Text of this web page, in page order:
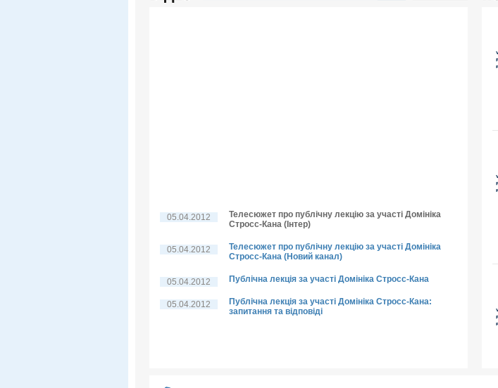
05.04.2012
Телесюжет про публічну лекцію за участі Домініка
Стросс-Кана (Інтер)
05.04.2012
Телесюжет про публічну лекцію за участі Домініка
Стросс-Кана (Новий канал)
05.04.2012 Публічна лекція за участі Домініка Стросс-Кана
05.04.2012
Публічна лекція за участі Домініка Стросс-Кана:
запитання та відповіді